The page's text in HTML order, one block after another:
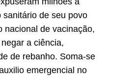
sanitário de seu povo
nacional de vacinação,
a ciência,
de rebanho. Soma-se
emergencial no